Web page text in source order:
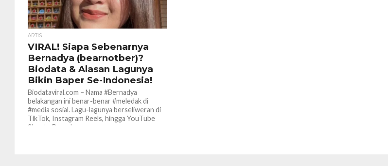
ARTIS
VIRAL! Siapa Sebenarnya
Bernadya (bearnotber)?
Biodata & Alasan Lagunya
Bikin Baper Se-Indonesia!
Biodataviral.com – Nama #Bernadya
belakangan ini benar-benar #meledak di
#media sosial. Lagu-lagunya berseliweran di
TikTok, Instagram Reels, hingga YouTube
Shorts. Banyak yang...